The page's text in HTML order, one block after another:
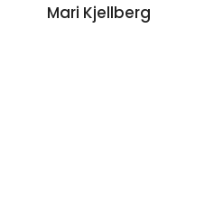
Mari Kjellberg